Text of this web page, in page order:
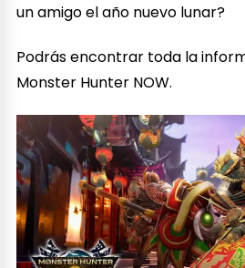
un amigo el año nuevo lunar?
Podrás encontrar toda la
Monster Hunter NOW.